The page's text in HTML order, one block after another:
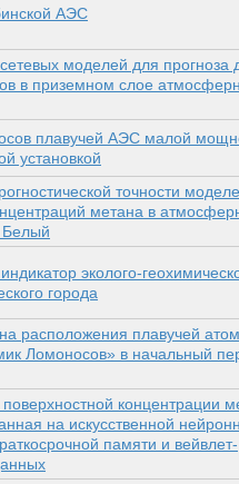
АЭС
моделей для прогноза
в приземном слое
плавучей АЭС малой
установкой
точности
метана в
Белый
эколого-
города
расположения плавучей
Ломоносов» в начальный
концентрации
на искусственной
памяти и вейвлет-